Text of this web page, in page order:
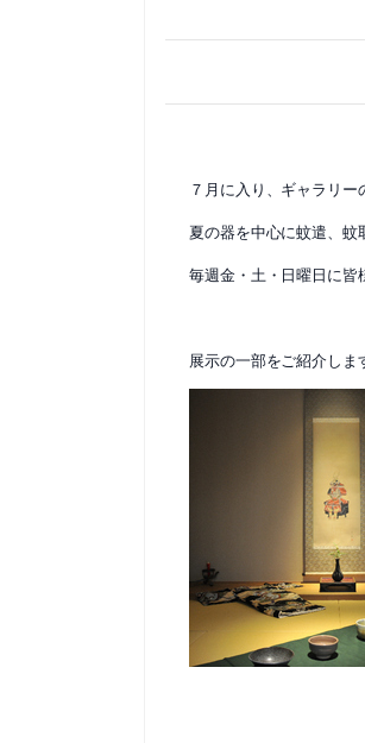
７月に入り、ギャラリー
夏の器を中心に蚊遣、蚊
毎週金・土・日曜日に皆
展示の一部をご紹介しま